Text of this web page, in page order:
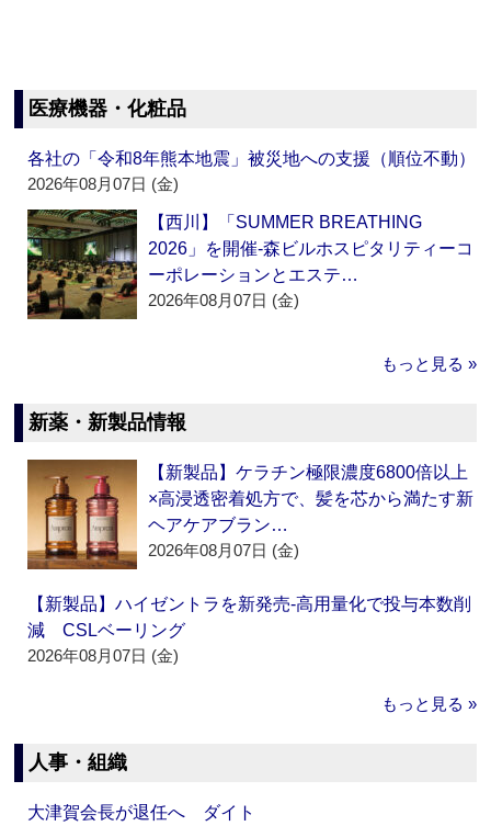
医療機器・化粧品
各社の「令和8年熊本地震」被災地への支援（順位不動）
2026年08月07日 (金)
【西川】「SUMMER BREATHING
2026」を開催‐森ビルホスピタリティーコ
ーポレーションとエステ…
2026年08月07日 (金)
もっと見る »
新薬・新製品情報
【新製品】ケラチン極限濃度6800倍以上
×高浸透密着処方で、髪を芯から満たす新
ヘアケアブラン…
2026年08月07日 (金)
【新製品】ハイゼントラを新発売‐高用量化で投与本数削
減 CSLベーリング
2026年08月07日 (金)
もっと見る »
人事・組織
大津賀会長が退任へ ダイト